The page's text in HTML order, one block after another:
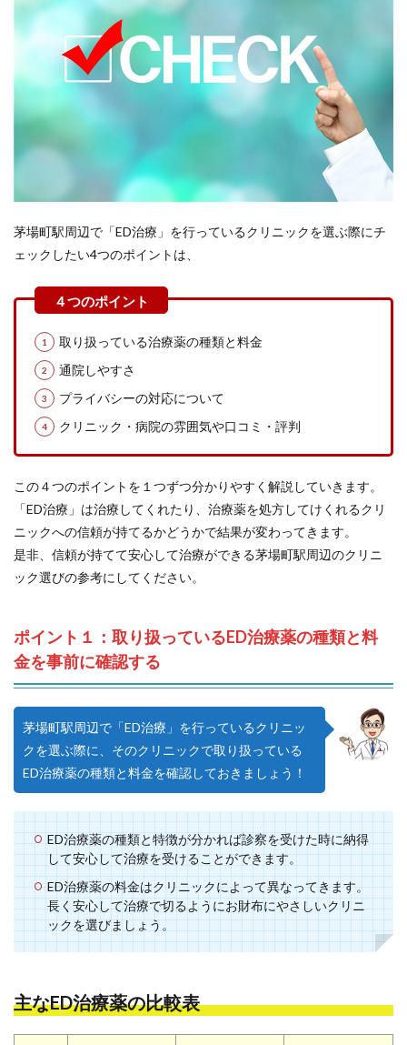
茅場町駅周辺で「ED治療」を行っているクリニックを選ぶ際にチ
ェックしたい4つのポイントは、
取り扱っている治療薬の種類と料金
通院しやすさ
プライバシーの対応について
クリニック・病院の雰囲気や口コミ・評判
この４つのポイントを１つずつ分かりやすく解説していきます。
「ED治療」は治療してくれたり、治療薬を処方してけくれるクリ
ニックへの信頼が持てるかどうかで結果が変わってきます。
是非、信頼が持てて安心して治療ができる茅場町駅周辺のクリニ
ック選びの参考にしてください。
ポイント１：取り扱っているED治療薬の種類と料
金を事前に確認する
茅場町駅周辺で「ED治療」を行っているクリニッ
クを選ぶ際に、そのクリニックで取り扱っている
ED治療薬の種類と料金を確認しておきましょう！
ED治療薬の種類と特徴が分かれば診察を受けた時に納得
して安心して治療を受けることができます。
ED治療薬の料金はクリニックによって異なってきます。
長く安心して治療で切るようにお財布にやさしいクリニ
ックを選びましょう。
主なED治療薬の比較表